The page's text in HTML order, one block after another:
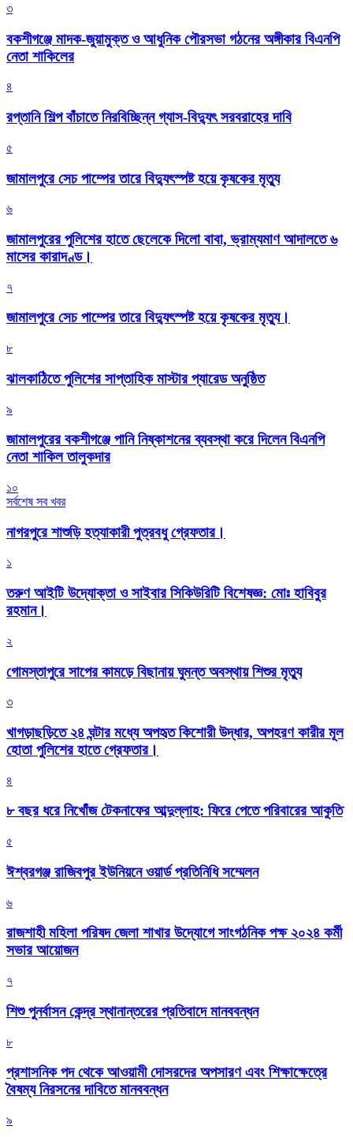
৩
বকশীগঞ্জে মাদক-জুয়ামুক্ত ও আধুনিক পৌরসভা গঠনের অঙ্গীকার বিএনপি
নেতা শাকিলের
৪
রপ্তানি শিল্প বাঁচাতে নিরবিচ্ছিন্ন গ্যাস-বিদ্যুৎ সরবরাহের দাবি
৫
জামালপুরে সেচ পাম্পের তারে বিদ্যুৎস্পষ্ট হয়ে কৃষকের মৃত্যু
৬
জামালপুরের পুলিশের হাতে ছেলেকে দিলো বাবা, ভ্রাম্যমাণ আদালতে ৬
মাসের কারাদণ্ড।
৭
জামালপুরে সেচ পাম্পের তারে বিদ্যুৎস্পষ্ট হয়ে কৃষকের মৃত্যু।
৮
‎ঝালকাঠিতে পুলিশের সাপ্তাহিক মাস্টার প্যারেড অনুষ্ঠিত
৯
জামালপুরের বকশীগঞ্জে পানি নিষ্কাশনের ব্যবস্থা করে দিলেন বিএনপি
নেতা শাকিল তালুকদার
১০
সর্বশেষ সব খবর
নাগরপুরে শাশুড়ি হত্যাকারী পুত্রবধু গ্রেফতার।
১
তরুণ আইটি উদ্যোক্তা ও সাইবার সিকিউরিটি বিশেষজ্ঞ: মোঃ হাবিবুর
রহমান।
২
গোমস্তাপুরে সাপের কামড়ে বিছানায় ঘুমন্ত অবস্থায় শিশুর মৃত্যু
৩
খাগড়াছড়িতে ২৪ ঘন্টার মধ্যে অপহৃত কিশোরী উদ্ধার, অপহরণ কারীর মূল
হোতা পুলিশের হাতে গ্রেফতার।
৪
৮ বছর ধরে নিখোঁজ টেকনাফের আব্দুল্লাহ: ফিরে পেতে পরিবারের আকুতি
৫
ঈশ্বরগঞ্জ রাজিবপুর ইউনিয়নে ওয়ার্ড প্রতিনিধি সম্মেলন
৬
রাজশাহী মহিলা পরিষদ জেলা শাখার উদ্যোগে সাংগঠনিক পক্ষ ২০২৪ কর্মী
সভার আয়োজন
৭
শিশু পুনর্বাসন কেন্দ্র স্থানান্তরের প্রতিবাদে মানববন্ধন
৮
প্রশাসনিক পদ থেকে আওয়ামী দোসরদের অপসারণ এবং শিক্ষাক্ষেত্রে
বৈষম্য নিরসনের দাবিতে মানববন্ধন
৯